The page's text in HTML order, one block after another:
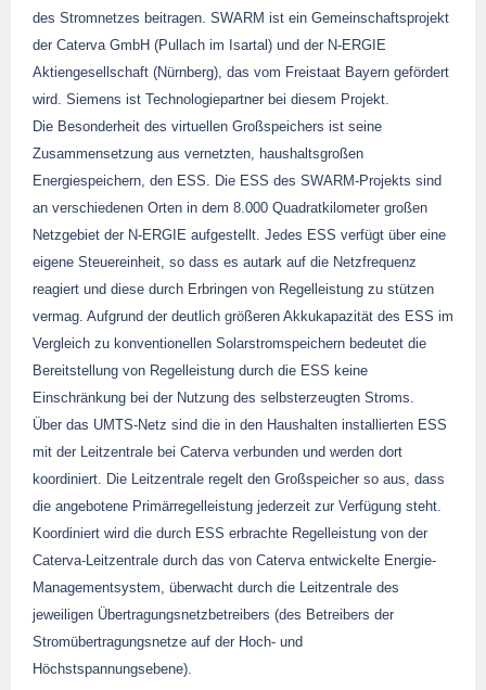
des Stromnetzes beitragen. SWARM ist ein Gemeinschaftsprojekt
der Caterva GmbH (Pullach im Isartal) und der N-ERGIE
Aktiengesellschaft (Nürnberg), das vom Freistaat Bayern gefördert
wird. Siemens ist Technologiepartner bei diesem Projekt.
Die Besonderheit des virtuellen Großspeichers ist seine
Zusammensetzung aus vernetzten, haushaltsgroßen
Energiespeichern, den ESS. Die ESS des SWARM-Projekts sind
an verschiedenen Orten in dem 8.000 Quadratkilometer großen
Netzgebiet der N-ERGIE aufgestellt. Jedes ESS verfügt über eine
eigene Steuereinheit, so dass es autark auf die Netzfrequenz
reagiert und diese durch Erbringen von Regelleistung zu stützen
vermag. Aufgrund der deutlich größeren Akkukapazität des ESS im
Vergleich zu konventionellen Solarstromspeichern bedeutet die
Bereitstellung von Regelleistung durch die ESS keine
Einschränkung bei der Nutzung des selbsterzeugten Stroms.
Über das UMTS-Netz sind die in den Haushalten installierten ESS
mit der Leitzentrale bei Caterva verbunden und werden dort
koordiniert. Die Leitzentrale regelt den Großspeicher so aus, dass
die angebotene Primärregelleistung jederzeit zur Verfügung steht.
Koordiniert wird die durch ESS erbrachte Regelleistung von der
Caterva-Leitzentrale durch das von Caterva entwickelte Energie-
Managementsystem, überwacht durch die Leitzentrale des
jeweiligen Übertragungsnetzbetreibers (des Betreibers der
Stromübertragungsnetze auf der Hoch- und
Höchstspannungsebene).